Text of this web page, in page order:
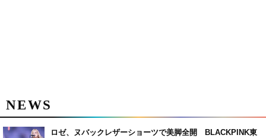
NEWS
ロゼ、ヌバックレザーショーツで美脚全開 BLACKPINK東